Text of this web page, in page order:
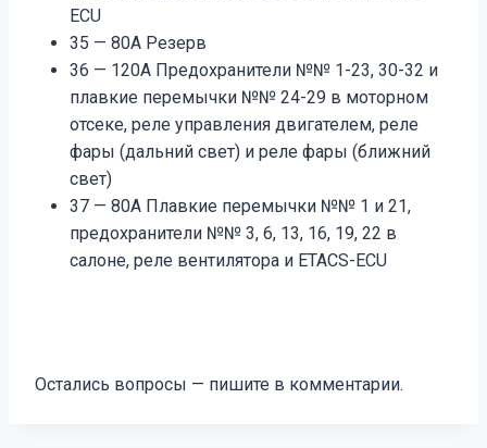
ECU
35 — 80А Резерв
36 — 120А Предохранители №№ 1-23, 30-32 и
плавкие перемычки №№ 24-29 в моторном
отсеке, реле управления двигателем, реле
фары (дальний свет) и реле фары (ближний
свет)
37 — 80А Плавкие перемычки №№ 1 и 21,
предохранители №№ 3, 6, 13, 16, 19, 22 в
салоне, реле вентилятора и ETACS-ECU
Остались вопросы — пишите в комментарии.